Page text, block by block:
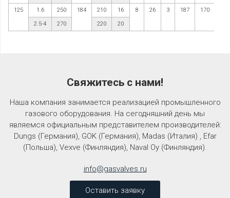
125 1.6 250 184 210 16 8 26 3 187 170
2.5-4 270 220 20
Свяжитесь с нами!
Наша компания занимается реализацией промышленного
газового оборудования. На сегодняшний день мы
являемся официальным представителем производителей:
Dungs (Германия), GOK (Германия), Madas (Италия) , Efar
(Польша), Vexve (Финляндия), Naval Oy (Финляндия).
info@gasvalves.ru
Оставить заявку